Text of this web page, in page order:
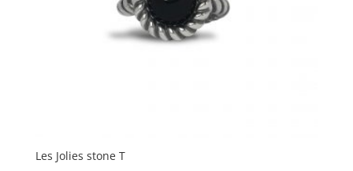
Les Jolies stone T